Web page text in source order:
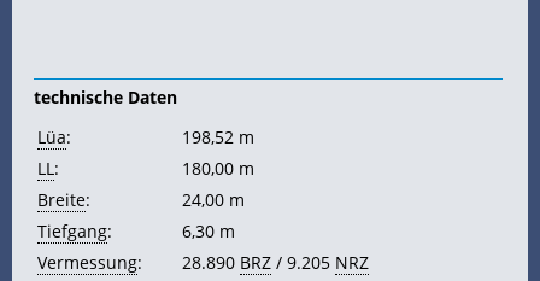
technische Daten
Lüa:
198,52 m
LL:
180,00 m
Breite:
24,00 m
Tiefgang:
6,30 m
Vermessung: 28.890 BRZ / 9.205 NRZ